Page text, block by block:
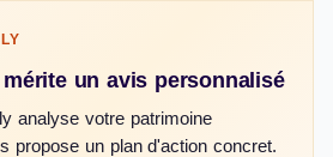
un avis personnalisé
analyse votre patrimoine
propose un plan d'action concret.